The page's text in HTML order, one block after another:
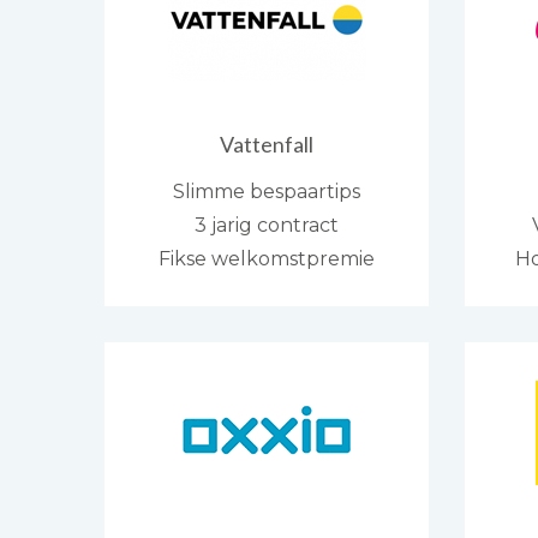
Vattenfall
Slimme bespaartips
3 jarig contract
Fikse welkomstpremie